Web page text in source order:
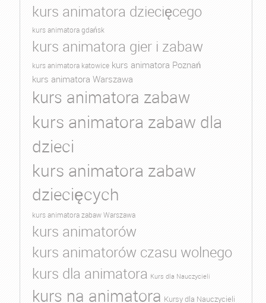
kurs animatora dziecięcego
kurs animatora gdańsk
kurs animatora gier i zabaw
kurs animatora katowice kurs animatora Poznań
kurs animatora Warszawa
kurs animatora zabaw
kurs animatora zabaw dla
dzieci
kurs animatora zabaw
dziecięcych
kurs animatora zabaw Warszawa
kurs animatorów
kurs animatorów czasu wolnego
kurs dla animatora Kurs dla Nauczycieli
kurs na animatora Kursy dla Nauczycieli